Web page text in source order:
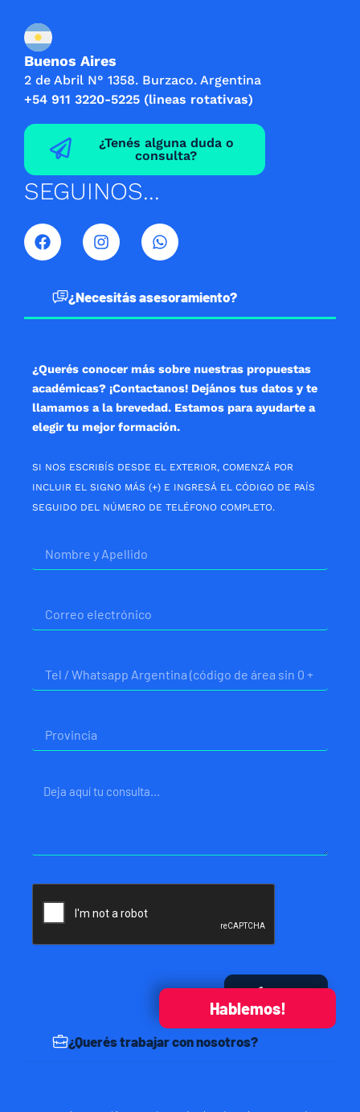
Hablemos!
Buenos Aires
2 de Abril N° 1358. Burzaco. Argentina
+54 911 3220-5225 (lineas rotativas)
¿Tenés alguna duda o
consulta?
SEGUINOS...
F
a
c
I
n
s
a
W
h
a
s
¿Necesitás asesoramiento?
¿Querés trabajar con nosotros?
¿Querés conocer más sobre nuestras propuestas
académicas? ¡Contactanos! Dejános tus datos y te
llamamos a la brevedad. Estamos para ayudarte a
elegir tu mejor formación.
SI NOS ESCRIBÍS DESDE EL EXTERIOR, COMENZÁ POR
INCLUIR EL SIGNO MÁS (+) E INGRESÁ EL CÓDIGO DE PAÍS
SEGUIDO DEL NÚMERO DE TELÉFONO COMPLETO.
electrónico
Mensaje
Enviar